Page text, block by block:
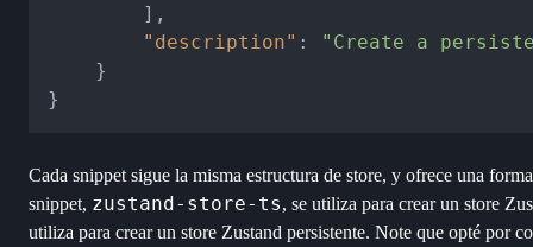
] ,
"description" :
"Create a
}
}
Cada snippet sigue la misma estructura de store, y ofrece una
snippet, zustand-store-ts, se utiliza para crear un store
utiliza para crear un store Zustand persistente. Note que opté por